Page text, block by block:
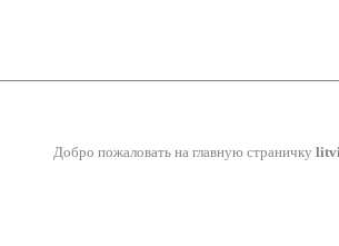
Добро пожаловать на главную страничку